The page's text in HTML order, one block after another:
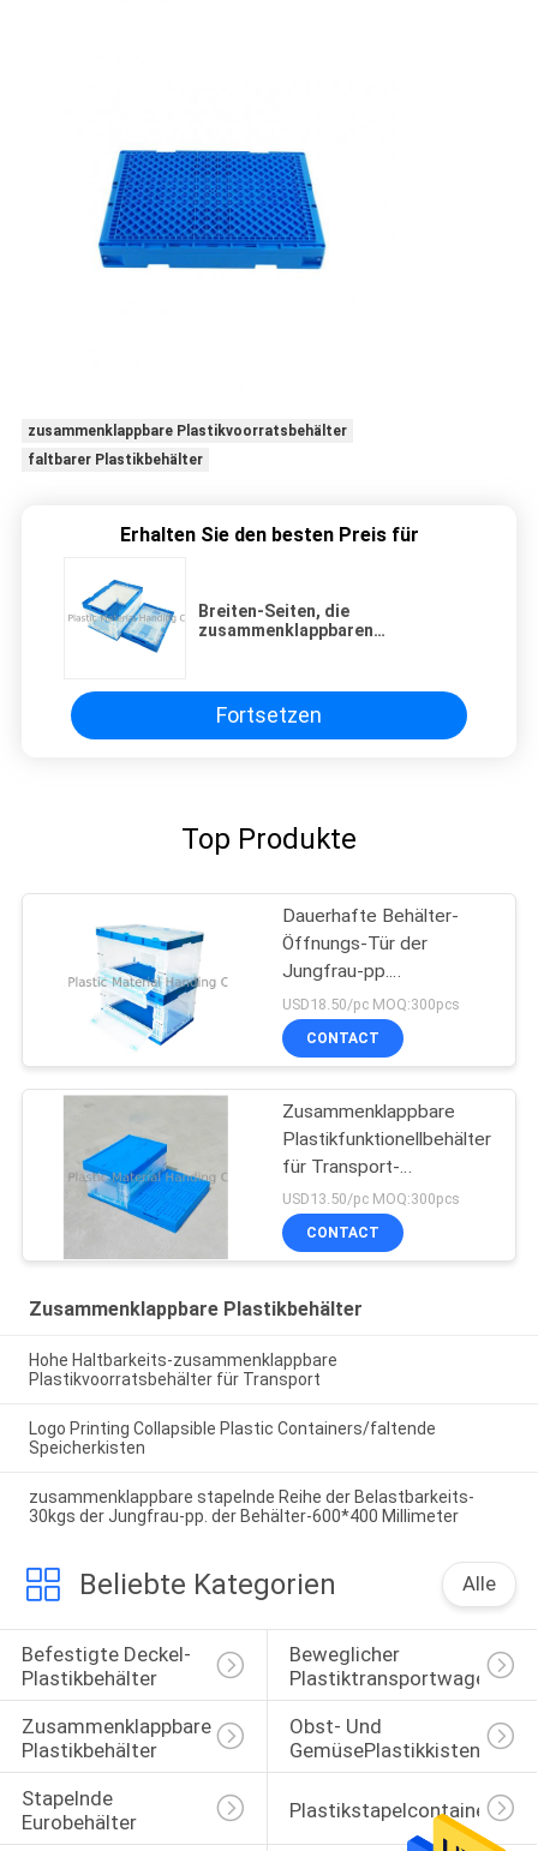
zusammenklappbare Plastikvoorratsbehälter
faltbarer Plastikbehälter
Erhalten Sie den besten Preis für
Breiten-Seiten, die
zusammenklappbaren
Fortsetzen
Top Produkte
Dauerhafte Behälter-
Öffnungs-Tür der
Jungfrau-pp.
zusammenklappbare
beide Seiten
USD18.50/pc MOQ:300pcs
CONTACT
Zusammenklappbare
Plastikfunktionellbehälter
für Transport-
Schlagzähigkeit
USD13.50/pc MOQ:300pcs
CONTACT
Zusammenklappbare Plastikbehälter
Hohe Haltbarkeits-zusammenklappbare
Plastikvoorratsbehälter für Transport
Logo Printing Collapsible Plastic Containers/faltende
Speicherkisten
zusammenklappbare stapelnde Reihe der Belastbarkeits-
30kgs der Jungfrau-pp. der Behälter-600*400 Millimeter
Beliebte Kategorien Alle
Befestigte Deckel-
Plastikbehälter
Beweglicher
Plastiktransportwagen
Zusammenklappbare
Plastikbehälter
Obst- Und
GemüsePlastikkisten
Stapelnde
Eurobehälter
Plastikstapelcontainer